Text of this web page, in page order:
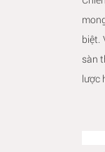
biệt.
sàn
lược